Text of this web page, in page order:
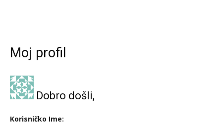
Moj profil
Dobro došli,
Korisničko Ime: